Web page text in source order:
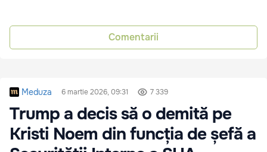
Comentarii
Meduza 6 martie 2026, 09:31 7 339
Trump a decis să o demită pe
Kristi Noem din funcția de șefă a